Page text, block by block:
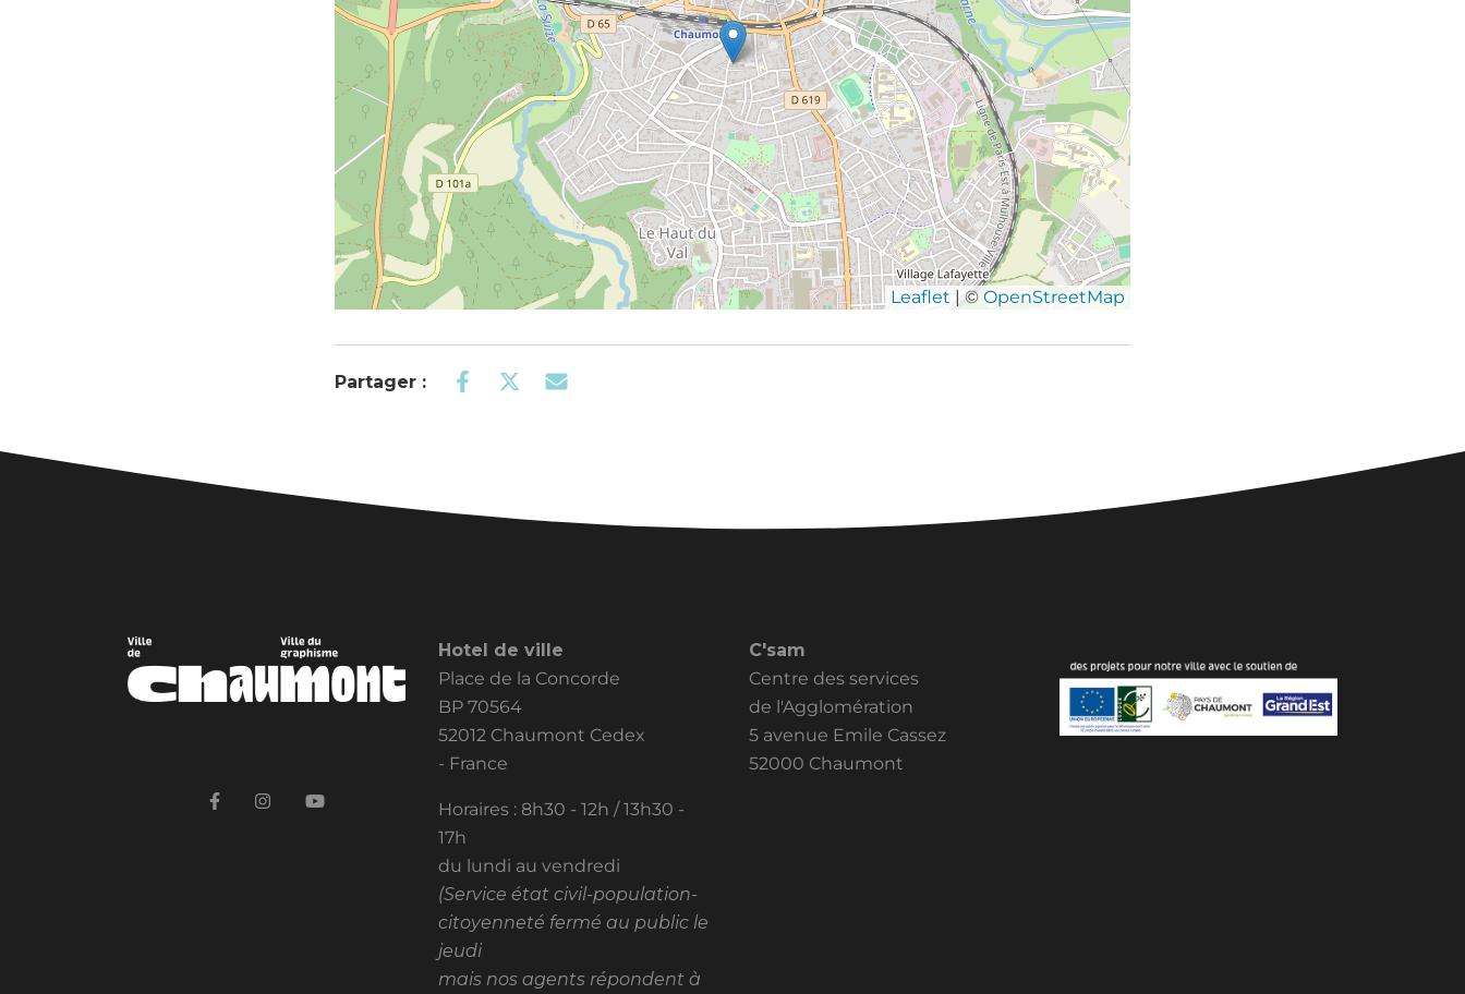
Leaflet | © OpenStreetMap
Partager :
Hotel de ville
Place de la Concorde
BP 70564
52012 Chaumont Cedex
- France
Horaires : 8h30 - 12h / 13h30 -
17h
du lundi au vendredi
(Service état civil-population-
citoyenneté fermé au public le
jeudi
mais nos agents répondent à
C'sam
Centre des services
de l'Agglomération
5 avenue Emile Cassez
52000 Chaumont